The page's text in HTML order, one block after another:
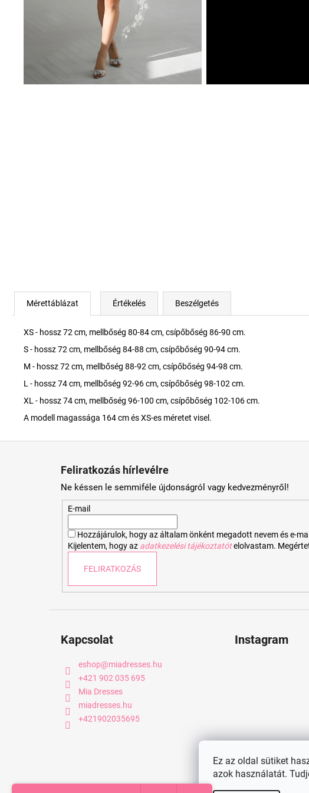
Ez az oldal sütiket
azok használatát.
Mérettáblázat Értékelés Beszélgetés
XS - hossz 72 cm, mellbőség 80-84 cm, csípőbőség 86-90 cm.
S - hossz 72 cm, mellbőség 84-88 cm, csípőbőség 90-94 cm.
M - hossz 72 cm, mellbőség 88-92 cm, csípőbőség 94-98 cm.
L - hossz 74 cm, mellbőség 92-96 cm, csípőbőség 98-102 cm.
XL - hossz 74 cm, mellbőség 96-100 cm, csípőbőség 102-106 cm.
A modell magassága 164 cm és XS-es méretet visel.
Feliratkozás hírlevélre
Ne késsen le semmiféle újdonságról vagy kedvezményről!
E-mail
Hozzájárulok, hogy az általam önként megadott nevem és e-
Kijelentem, hogy az adatkezelési tájékoztatót elolvastam.
FELIRATKOZÁS
Kapcsolat
eshop@miadresses.hu
+421 902 035 695
Mia Dresses
miadresses.hu
+421902035695
Instagram